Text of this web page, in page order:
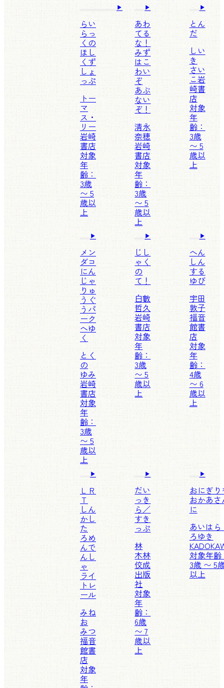
らい
らっ
くの
ほし
くず
しょ
っぷ
トー
マ
ス・
リー
岩崎
書店
対象
年
齢：
3歳
〜 5
歳以
上
あわ
てる
な！
みず
はこ
わい
ぞ
あぶ
ない
ぞ！
清永
奈穂
岩崎
書店
対象
年
齢：
3歳
〜 5
歳以
上
とん
だ
しい
き
さい
こ岩
崎書
店
対象
年
齢：
3歳
〜 5
歳以
上
メン
ダコ
にん
じゃ
りゅ
うぐ
うパ
ーク
へゆ
く
とく
の
ゆみ
岩崎
書店
対象
年
齢：
3歳
〜 5
歳以
上
じし
ゃく
の
て！
白數
哲久
岩崎
書店
対象
年
齢：
3歳
〜 5
歳以
上
へん
しん
する
ゆび
宇田
敦子
福音
館書
店
対象
年
齢：
4歳
〜 6
歳以
上
ＬＲ
Ｔ
しん
かし
た
ろめ
んで
んし
ゃ
ライ
トレ
ール
みね
お
みつ
福音
館書
店
対象
年
だい
っき
ら／
すき
っぷ
林
木林
佼成
出版
社
対象
年
齢：
6歳
〜 7
歳以
上
おにぎり
おかあさ
に
あいはら
ろゆき
対象年齢
3歳 〜 5
以上